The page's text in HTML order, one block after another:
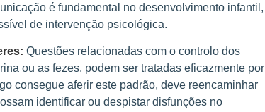
é fundamental no desenvolvimento infantil,
de intervenção psicológica.
Questões relacionadas com o controlo dos
ou as fezes, podem ser tratadas eficazmente por
consegue aferir este padrão, deve reencaminhar
identificar ou despistar disfunções no